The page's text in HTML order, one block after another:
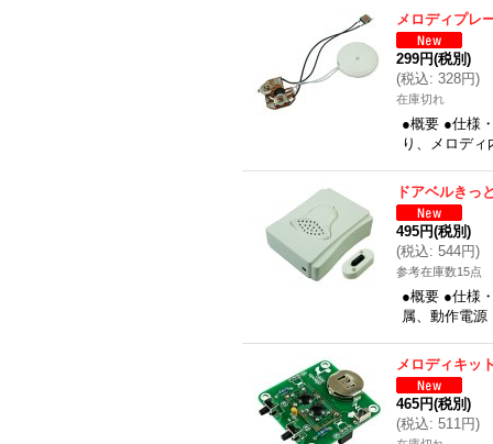
メロディプレ
299円(税別)
(税込: 328円)
在庫切れ
●概要 ●仕様
り、メロデ
ドアベルきっ
495円(税別)
(税込: 544円)
参考在庫数15点
●概要 ●仕様
属、動作電
メロディキッ
465円(税別)
(税込: 511円)